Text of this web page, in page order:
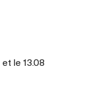
et le 13.08